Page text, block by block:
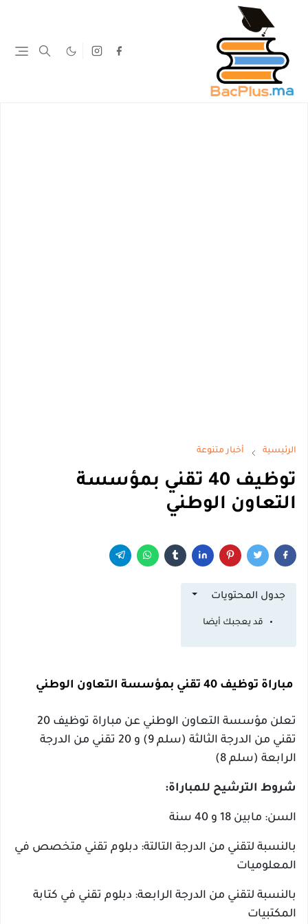
الرئيسية أخبار متنوعة
توظيف 40 تقني بمؤسسة
التعاون الوطني
جدول المحتويات
قد يعجبك أيضا
مباراة توظيف 40 تقني بمؤسسة التعاون الوطني
تعلن مؤسسة التعاون الوطني عن مباراة توظيف 20
تقني من الدرجة الثالثة (سلم 9) و 20 تقني من الدرجة
الرابعة (سلم 8)
شروط الترشيح للمباراة:
السن: مابين 18 و 40 سنة
بالنسبة لتقني من الدرجة التالتة: دبلوم تقني متخصص في
المعلوميات
بالنسبة لتقني من الدرجة الرابعة: دبلوم تقني في كتابة
المكتبيات